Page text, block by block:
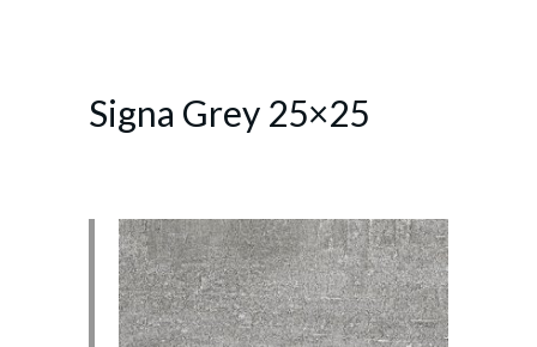
Signa Grey 25×25